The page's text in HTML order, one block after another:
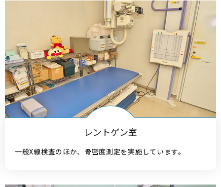
レントゲン室
一般X線検査のほか、骨密度測定を実施しています。